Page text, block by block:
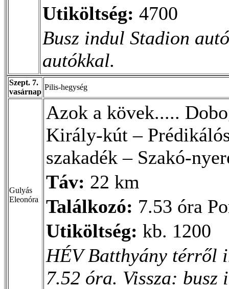
Utiköltség: 4700
Busz indul Stadion
autókkal.
Szept. 7.
vasárnap
Pilis-hegység
Gulyás
Eleonóra
Azok a kövek.....
Király-kút –
szakadék – Szakó-
Táv: 22 km
Találkozó: 7.53 óra
Utiköltség: kb. 1200
HÉV Batthyány térről
7.52 óra. Vissza: